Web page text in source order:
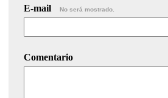
E-mail No será mostrado.
Comentario